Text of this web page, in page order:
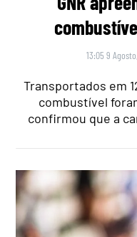
13:05 9
Transportados em
combustível
confirmou que a